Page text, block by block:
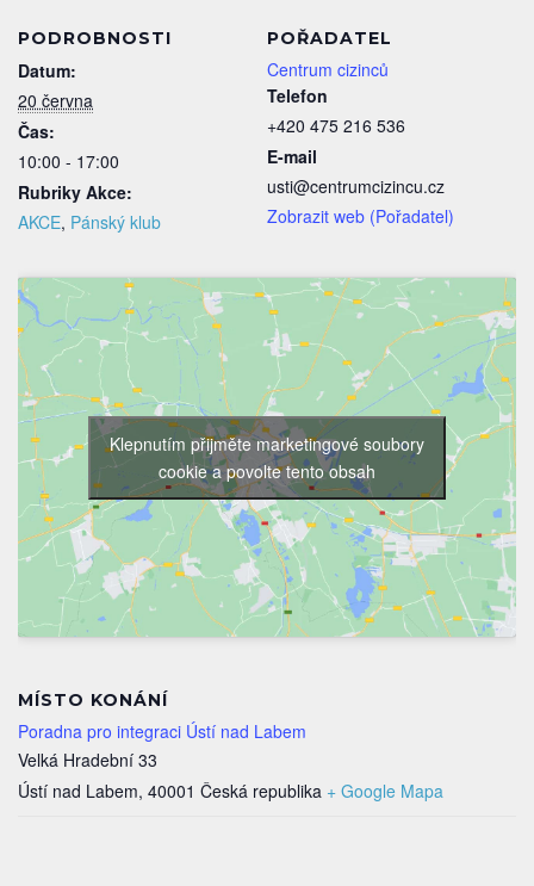
PODROBNOSTI
Datum:
20 června
Čas:
10:00 - 17:00
Rubriky Akce:
AKCE, Pánský klub
POŘADATEL
Centrum cizinců
Telefon
+420 475 216 536
E-mail
usti@centrumcizincu.cz
Zobrazit web (Pořadatel)
MÍSTO KONÁNÍ
Poradna pro integraci Ústí nad Labem
Velká Hradební 33
Ústí nad Labem, 40001 Česká republika + Google Mapa
Klepnutím přijměte marketingové soubory
cookie a povolte tento obsah